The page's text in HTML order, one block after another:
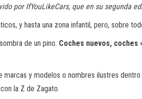
por IfYouLikeCars, que en su segunda
y hasta una zona infantil, pero, sobre
de un pino. Coches nuevos,
marcas y modelos o nombres ilustres dentro
la Z de Zagato.